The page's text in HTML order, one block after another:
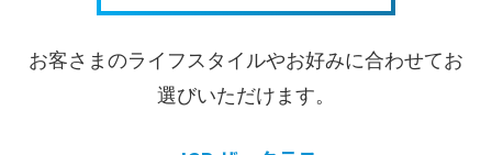
お客さまのライフスタイルやお好みに合わせてお
選びいただけます。